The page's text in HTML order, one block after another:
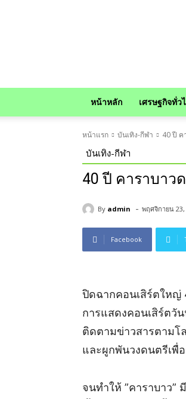
หน้าหลัก เศรษฐกิจทั่ว
หน้าแรก บันเทิง-กีฬา 40 ปี
บันเทิง-กีฬา
40 ปี คาราบา
By admin - พฤศจิกายน 23,
Facebook
ปิดฉากคอนเสิร์ตใหญ่
การแสดงคอนเสิร์ตวั
ติดตามข่าวสารตามโ
และผูกพันวงดนตรีเพื่
จนทำให้ ”คาราบาว”